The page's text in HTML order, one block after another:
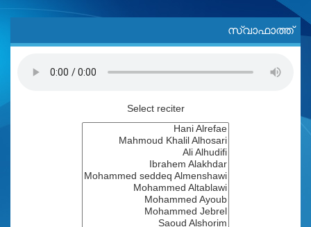
സ്വാഫാത്ത്
Select reciter